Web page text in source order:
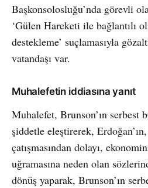
Başkonsolosluğu’nda görevli
‘Gülen Hareketi ile bağlantılı
destekleme’ suçlamasıyla
vatandaşı var.
Muhalefetin iddiasına yanıt
Muhalefet, Brunson’ın serbest
şiddetle eleştirerek,
çatışmasından dolayı,
uğramasına neden olan
dönüş yaparak, Brunson’ın